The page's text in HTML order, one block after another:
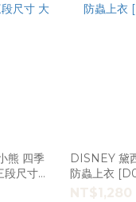
熊 四季
段尺寸
DISNEY 黛
防蟲上衣
NT$1,280